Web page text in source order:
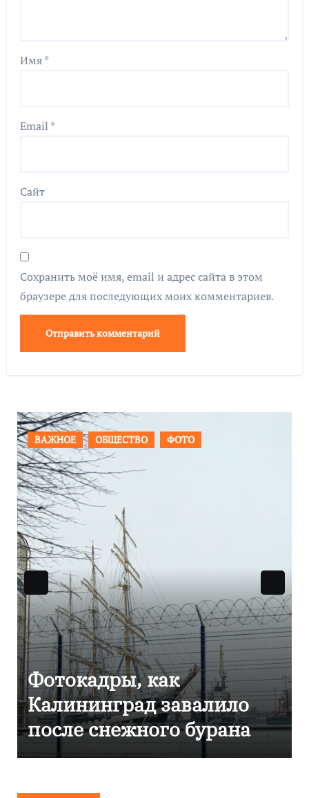
Имя*
Email *
Сайт
Сохранить моё имя, email и адрес сайта в этом
браузере для последующих моих комментариев.
ПРОИСШЕСТВИЯ ФОТО
Фоторепортаж как в
Калининграде
эвакуировали ТЦ из-за
сообщения о